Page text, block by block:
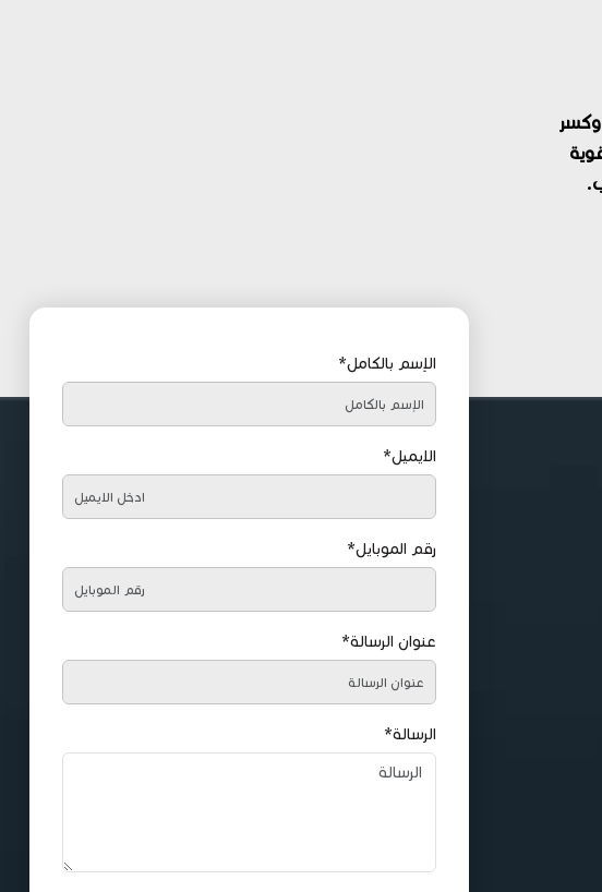
قوية
الإسم بالكامل*
الايميل*
رقم الموبايل*
عنوان الرسالة*
الرسالة*